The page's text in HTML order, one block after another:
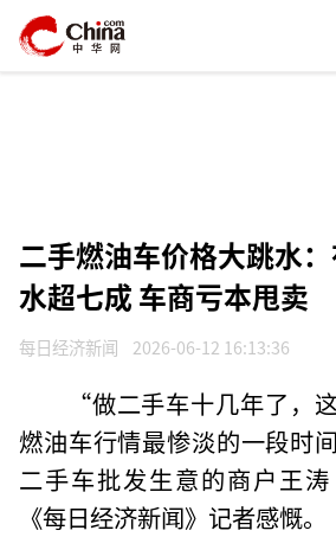
二手燃油车价格大跳水
水超七成 车商亏本甩卖
每日经济新闻 2026-06-12 16:13:36
“做二手车十几年了，
燃油车行情最惨淡的一段时
二手车批发生意的商户王
《每日经济新闻》记者感慨。